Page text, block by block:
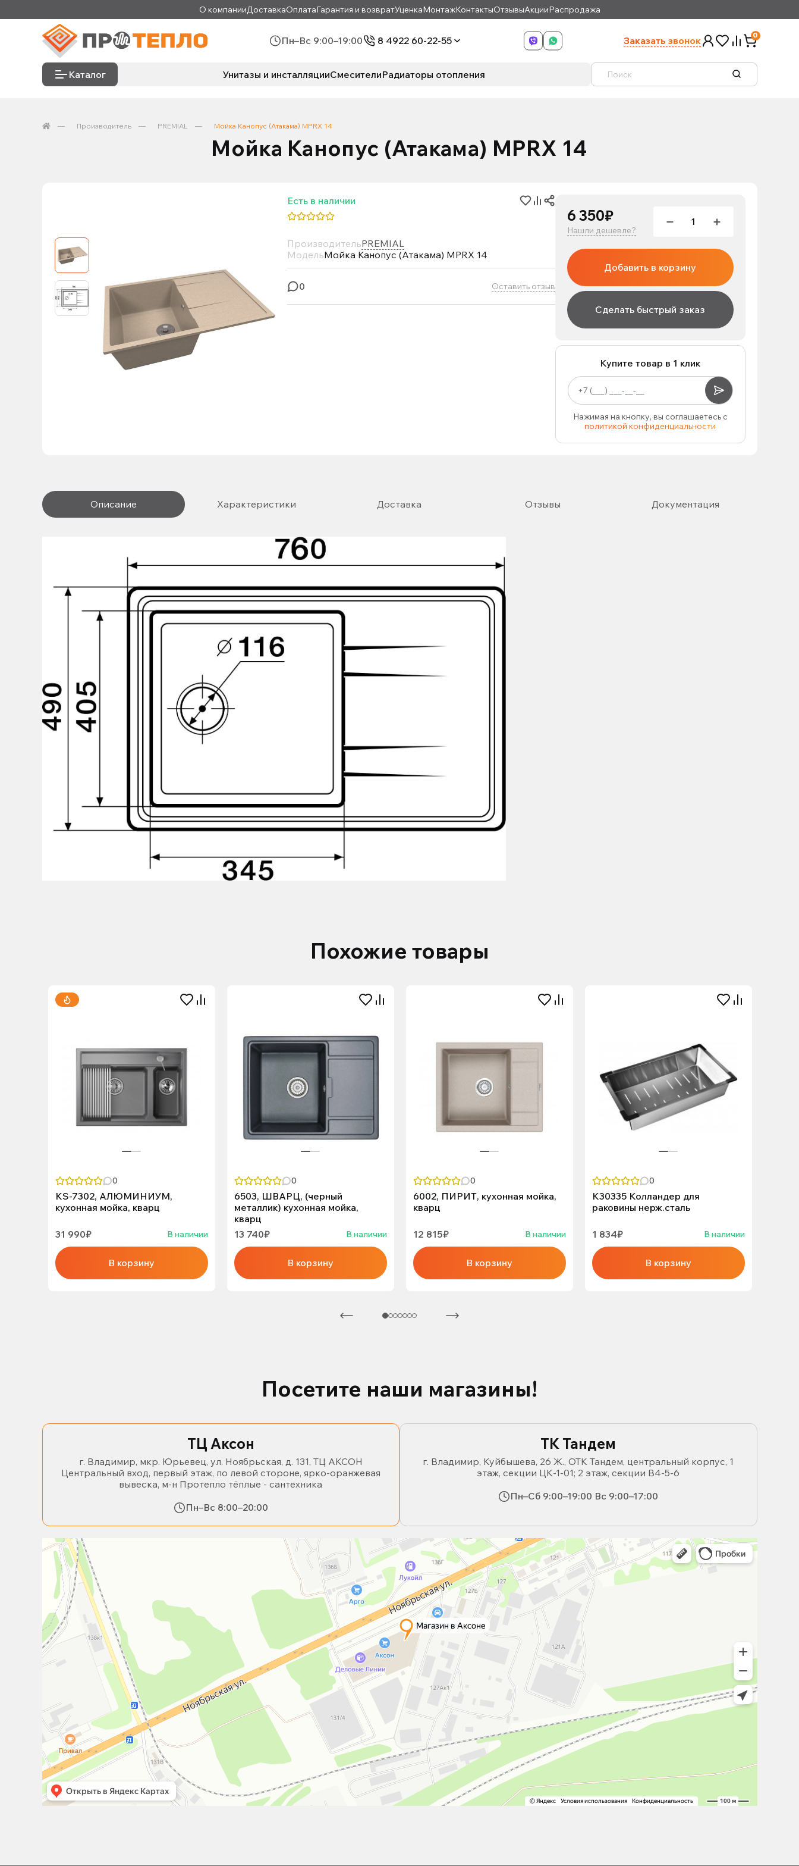
О компанииДоставкаОплатаГарантия и возвратУценкаМонтажКонтактыОтзывыАкцииРаспродажа
Пн–Вс 9:00–19:00 8 4922 60-22-55 Заказать звонок 0
Каталог Унитазы и инсталляцииСмесителиРадиаторы отопления
Производитель PREMIAL Мойка Канопус (Атакама) MPRX 14
Мойка Канопус (Атакама) MPRX 14
Есть в наличии
ПроизводительPREMIAL
МодельМойка Канопус (Атакама) MPRX 14
0 Оставить отзыв
6 350₽
Нашли дешевле?
Добавить в корзину
Сделать быстрый заказ
Купите товар в 1 клик
Нажимая на кнопку, вы соглашаетесь с
политикой конфиденциальности
Описание Характеристики Доставка Отзывы Документация
Похожие товары
0
KS-7302, АЛЮМИНИУМ,
кухонная мойка, кварц
31 990₽ В наличии
В корзину
0
6503, ШВАРЦ, (черный
металлик) кухонная мойка,
кварц
13 740₽
В наличии
В корзину
0
6002, ПИРИТ, кухонная мойка,
кварц
12 815₽ В наличии
В корзину
0
K30335 Колландер для
раковины нерж.сталь
1 834₽ В наличии
В корзину
Посетите наши магазины!
ТЦ Аксон
г. Владимир, мкр. Юрьевец, ул. Ноябрьская, д. 131, ТЦ АКСОН
Центральный вход, первый этаж, по левой стороне, ярко-оранжевая
вывеска, м-н Протепло тёплые - сантехника
Пн–Вс 8:00–20:00
ТК Тандем
г. Владимир, Куйбышева, 26 Ж., ОТК Тандем, центральный корпус, 1
этаж, секции ЦК-1-01; 2 этаж, секции В4-5-6
Пн–Сб 9:00–19:00 Вс 9:00–17:00